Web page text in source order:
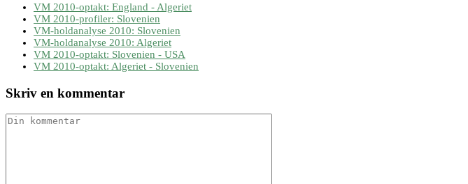
VM 2010-optakt: England - Algeriet
VM 2010-profiler: Slovenien
VM-holdanalyse 2010: Slovenien
VM-holdanalyse 2010: Algeriet
VM 2010-optakt: Slovenien - USA
VM 2010-optakt: Algeriet - Slovenien
Skriv en kommentar